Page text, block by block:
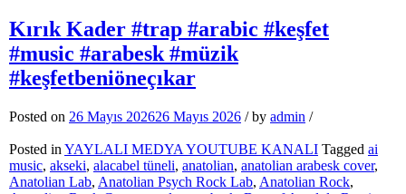
Düş
Hareket
#keşfet
#music
Kırık Kader #trap #arabic #keşfet
#music #arabesk #müzik
#keşfetbeniöneçıkar
Posted on 26 Mayıs 202626 Mayıs 2026 /by admin /
Posted in YAYLALI MEDYA YOUTUBE KANALI Tagged ai
music, akseki, alacabel tüneli, anatolian, anatolian arabesk cover,
Anatolian Lab, Anatolian Psych Rock Lab, Anatolian Rock,